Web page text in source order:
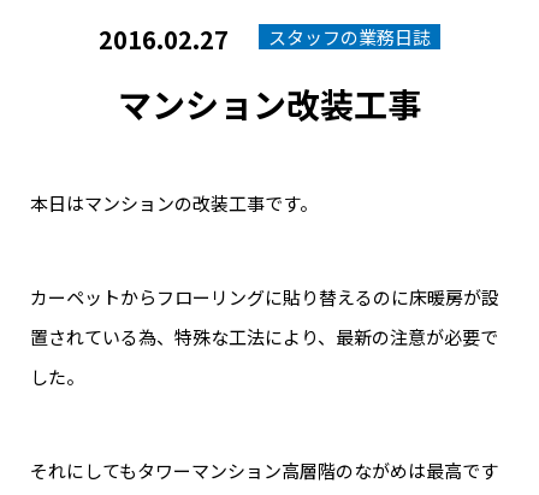
2016.02.27 スタッフの業務日誌
マンション改装工事
本日はマンションの改装工事です。
カーペットからフローリングに貼り替えるのに床暖房が設
置されている為、特殊な工法により、最新の注意が必要で
した。
それにしてもタワーマンション高層階のながめは最高です